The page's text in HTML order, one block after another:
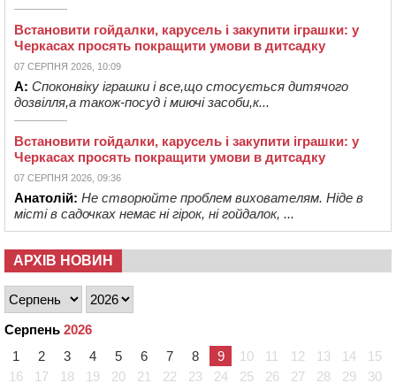
Встановити гойдалки, карусель і закупити іграшки: у
Черкасах просять покращити умови в дитсадку
07 СЕРПНЯ 2026, 10:09
А: Споконвіку іграшки і все,що стосується дитячого
дозвілля,а також-посуд і миючі засоби,к...
Встановити гойдалки, карусель і закупити іграшки: у
Черкасах просять покращити умови в дитсадку
07 СЕРПНЯ 2026, 09:36
Анатолій: Не створюйте проблем вихователям. Ніде в
місті в садочках немає ні гірок, ні гойдалок, ...
АРХІВ НОВИН
Серпень 2026
1
2 3 4 5 6 7 8 9 10 11 12 13 14
15
16
17 18 19 20 21 22 23 24 25 26 27 28 29
30